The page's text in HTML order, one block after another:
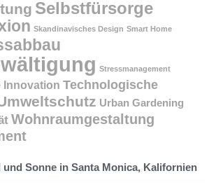
Selbstfürsorge
Skandinavisches Design Smart Home
Stressmanagement
Innovation Technologische
Urban Gardening
Wohnraumgestaltung
und Sonne in Santa Monica, Kalifornien